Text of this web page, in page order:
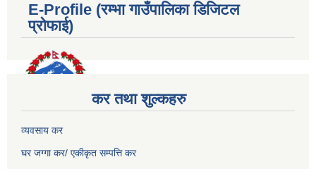
E-Profile (रम्भा गाउँपालिका डिजिटल
प्रोफाई)
कर तथा शुल्कहरु
व्यवसाय कर
घर जग्गा कर/ एकीकृत सम्पत्ति कर